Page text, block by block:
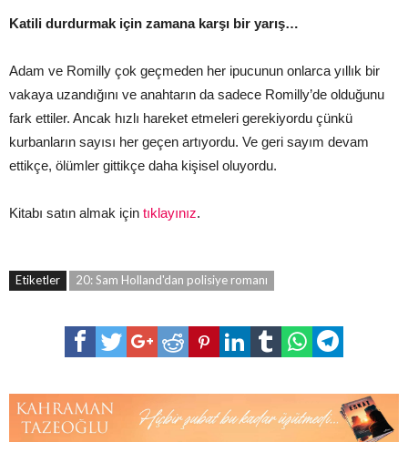
Katili durdurmak için zamana karşı bir yarış…
Adam ve Romilly çok geçmeden her ipucunun onlarca yıllık bir
vakaya uzandığını ve anahtarın da sadece Romilly’de olduğunu
fark ettiler. Ancak hızlı hareket etmeleri gerekiyordu çünkü
kurbanların sayısı her geçen artıyordu. Ve geri sayım devam
ettikçe, ölümler gittikçe daha kişisel oluyordu.
Kitabı satın almak için tıklayınız.
Etiketler 20: Sam Holland'dan polisiye romanı